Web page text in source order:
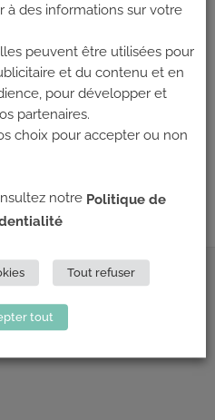
sont actuellement fermés.
des informations sur votre
peuvent être utilisées pour
et du contenu et en
pour développer et
partenaires.
choix pour accepter ou non
notre Politique de
Tout refuser
tout